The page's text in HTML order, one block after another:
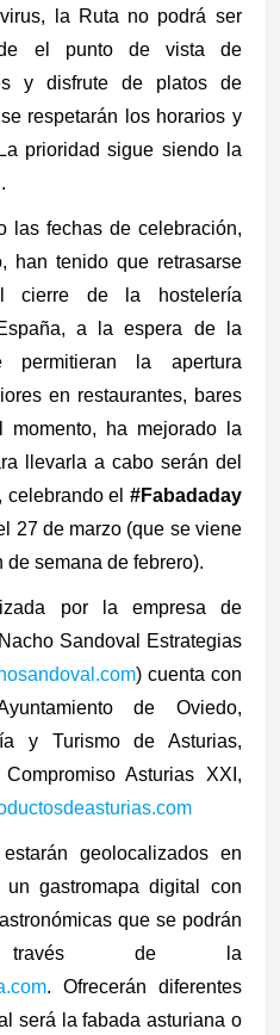
la Ruta no podrá ser
el punto de vista de
y disfrute de platos de
respetarán los horarios y
prioridad sigue siendo la
las fechas de celebración,
han tenido que retrasarse
cierre de la hostelería
a la espera de la
la apertura
en restaurantes, bares
ha mejorado la
llevarla a cabo serán del
el #Fabadaday
27 de marzo (que se viene
semana de febrero).
por la empresa de
Sandoval Estrategias
)cuenta con
de Oviedo,
y Turismo de Asturias,
Asturias XXI,
geolocalizados en
gastromapa digital con
que se podrán
través de la
. Ofrecerán diferentes
será la fabada asturiana o